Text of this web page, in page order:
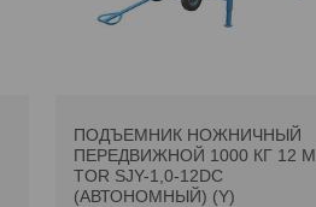
ПОДЪЕМНИК НОЖНИЧНЫЙ
ПЕРЕДВИЖНОЙ 1000 КГ 12 М
TOR SJY-1,0-12DC
(АВТОНОМНЫЙ) (Y)